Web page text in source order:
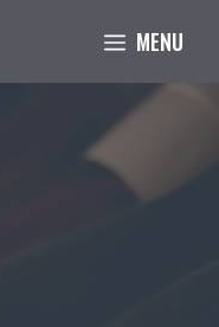
MENU